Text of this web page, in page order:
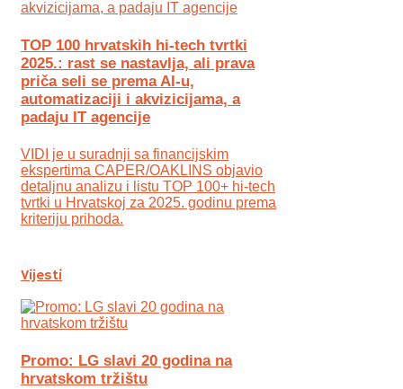
TOP 100 hrvatskih hi-tech tvrtki
2025.: rast se nastavlja, ali prava
priča seli se prema AI-u,
automatizaciji i akvizicijama, a
padaju IT agencije
VIDI je u suradnji sa financijskim
ekspertima CAPER/OAKLINS objavio
detaljnu analizu i listu TOP 100+ hi-tech
tvrtki u Hrvatskoj za 2025. godinu prema
kriteriju prihoda.
Vijesti
Promo: LG slavi 20 godina na
hrvatskom tržištu